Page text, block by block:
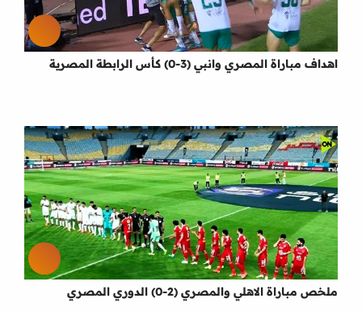
اهداف مباراة المصري وانبي (3-0) كأس الرابطة المصرية
ملخص مباراة الاهلي والمصري (2-0) الدوري المصري